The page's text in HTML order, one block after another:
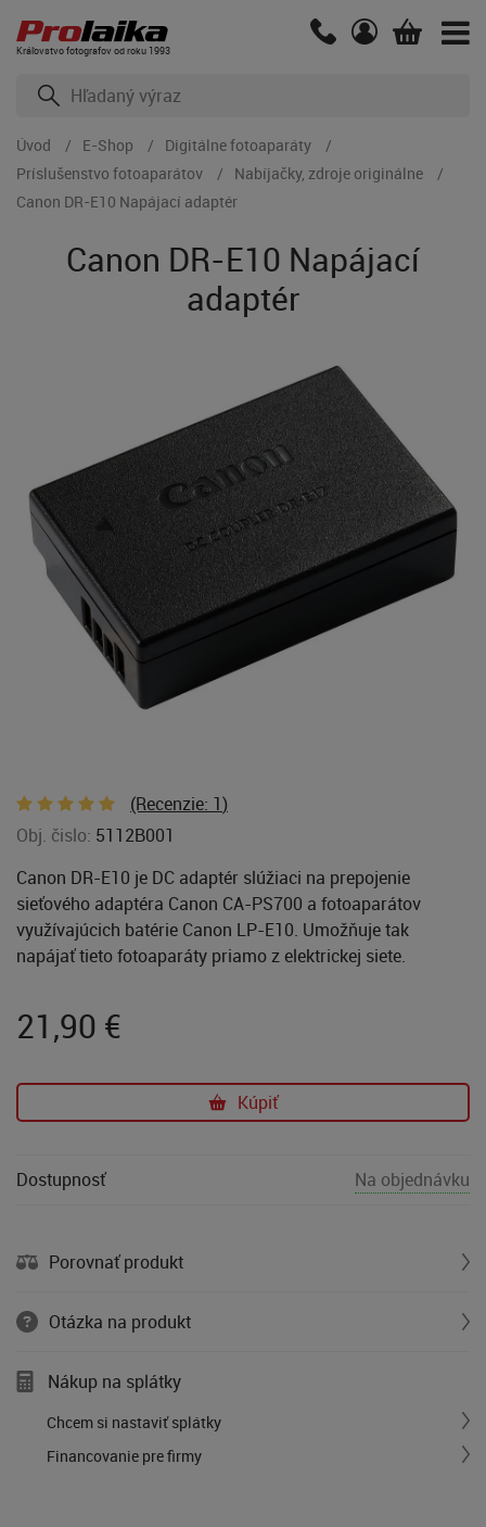
Kráľovstvo fotografov od roku 1993
Úvod E-Shop
Digitálne fotoaparáty
Príslušenstvo fotoaparátov
Nabíjačky, zdroje originálne
Canon DR-E10 Napájací adaptér
Canon DR-E10 Napájací
adaptér
(Recenzie: 1)
Obj. čislo: 5112B001
Canon DR-E10 je DC adaptér slúžiaci na prepojenie
sieťového adaptéra Canon CA-PS700 a fotoaparátov
využívajúcich batérie Canon LP-E10. Umožňuje tak
napájať tieto fotoaparáty priamo z elektrickej siete.
21,90 €
Kúpiť
Dostupnosť Na objednávku
Porovnať produkt
Otázka na produkt
Nákup na splátky
Chcem si nastaviť splátky
Financovanie pre firmy